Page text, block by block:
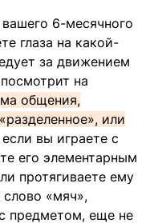
6-месячного
глаза на какой-
за движением
на
общения,
или
вы играете с
его элементарным
протягиваете ему
«мяч»,
предметом, еще не